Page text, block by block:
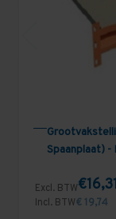
Spaanplaat)
Excl. BTW€16,31
Incl. BTW€ 19,74